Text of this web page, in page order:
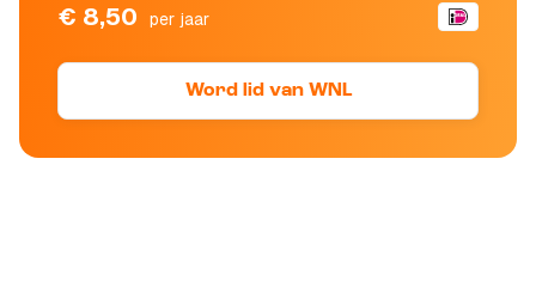
€ 8,50 per jaar
Word lid van WNL